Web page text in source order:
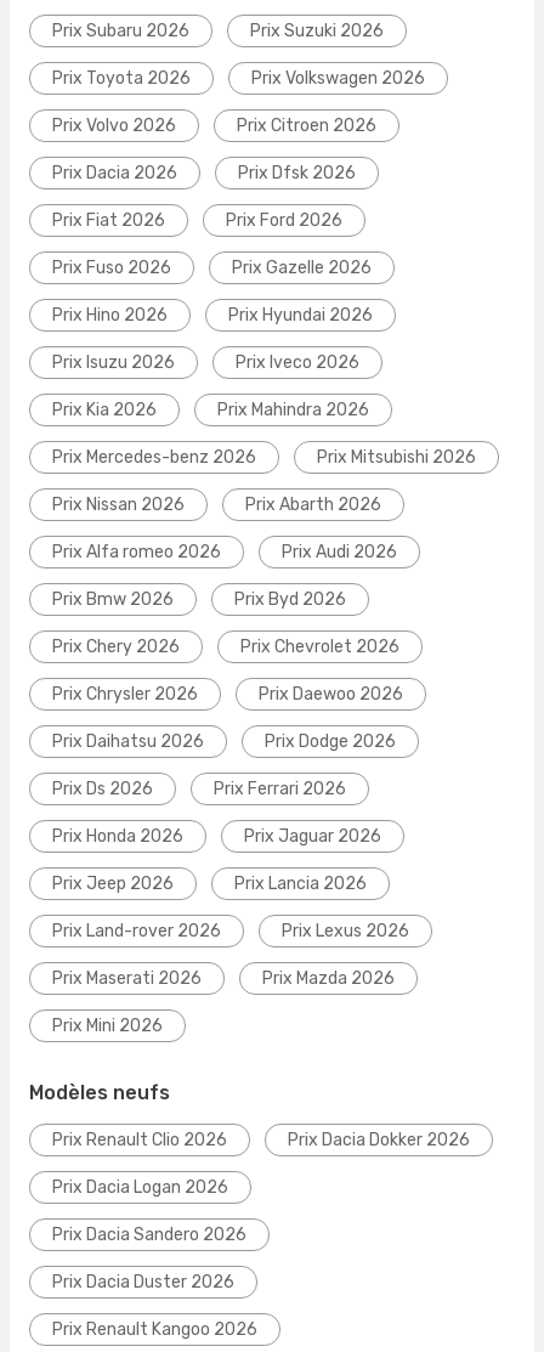
Prix Subaru 2026 Prix Suzuki 2026
Prix Toyota 2026 Prix Volkswagen 2026
Prix Volvo 2026 Prix Citroen 2026
Prix Dacia 2026 Prix Dfsk 2026
Prix Fiat 2026 Prix Ford 2026
Prix Fuso 2026 Prix Gazelle 2026
Prix Hino 2026 Prix Hyundai 2026
Prix Isuzu 2026 Prix Iveco 2026
Prix Kia 2026 Prix Mahindra 2026
Prix Mercedes-benz 2026 Prix Mitsubishi 2026
Prix Nissan 2026 Prix Abarth 2026
Prix Alfa romeo 2026 Prix Audi 2026
Prix Bmw 2026 Prix Byd 2026
Prix Chery 2026 Prix Chevrolet 2026
Prix Chrysler 2026 Prix Daewoo 2026
Prix Daihatsu 2026 Prix Dodge 2026
Prix Ds 2026 Prix Ferrari 2026
Prix Honda 2026 Prix Jaguar 2026
Prix Jeep 2026 Prix Lancia 2026
Prix Land-rover 2026 Prix Lexus 2026
Prix Maserati 2026 Prix Mazda 2026
Prix Mini 2026
Modèles neufs
Prix Renault Clio 2026 Prix Dacia Dokker 2026
Prix Dacia Logan 2026
Prix Dacia Sandero 2026
Prix Dacia Duster 2026
Prix Renault Kangoo 2026